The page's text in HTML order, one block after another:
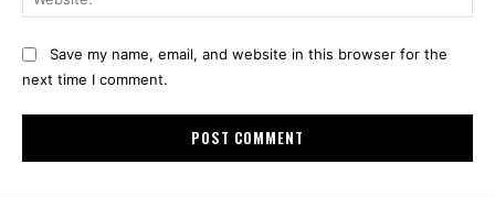
Save my name, email, and website in this browser for the
next time I comment.